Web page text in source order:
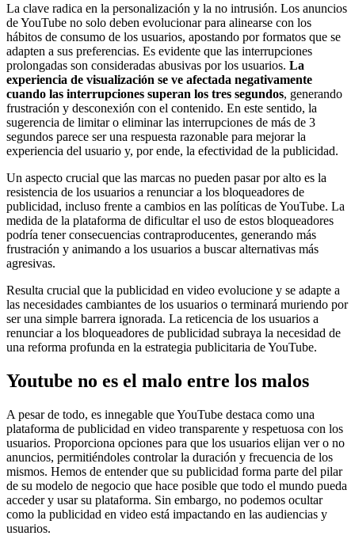
La clave radica en la personalización y la no intrusión. Los anuncios
de YouTube no solo deben evolucionar para alinearse con los
hábitos de consumo de los usuarios, apostando por formatos que se
adapten a sus preferencias. Es evidente que las interrupciones
prolongadas son consideradas abusivas por los usuarios. La
experiencia de visualización se ve afectada negativamente
cuando las interrupciones superan los tres segundos, generando
frustración y desconexión con el contenido. En este sentido, la
sugerencia de limitar o eliminar las interrupciones de más de 3
segundos parece ser una respuesta razonable para mejorar la
experiencia del usuario y, por ende, la efectividad de la publicidad.
Un aspecto crucial que las marcas no pueden pasar por alto es la
resistencia de los usuarios a renunciar a los bloqueadores de
publicidad, incluso frente a cambios en las políticas de YouTube. La
medida de la plataforma de dificultar el uso de estos bloqueadores
podría tener consecuencias contraproducentes, generando más
frustración y animando a los usuarios a buscar alternativas más
agresivas.
Resulta crucial que la publicidad en video evolucione y se adapte a
las necesidades cambiantes de los usuarios o terminará muriendo por
ser una simple barrera ignorada. La reticencia de los usuarios a
renunciar a los bloqueadores de publicidad subraya la necesidad de
una reforma profunda en la estrategia publicitaria de YouTube.
Youtube no es el malo entre los malos
A pesar de todo, es innegable que YouTube destaca como una
plataforma de publicidad en video transparente y respetuosa con los
usuarios. Proporciona opciones para que los usuarios elijan ver o no
anuncios, permitiéndoles controlar la duración y frecuencia de los
mismos. Hemos de entender que su publicidad forma parte del pilar
de su modelo de negocio que hace posible que todo el mundo pueda
acceder y usar su plataforma. Sin embargo, no podemos ocultar
como la publicidad en video está impactando en las audiencias y
usuarios.